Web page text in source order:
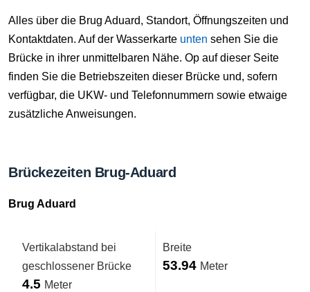
Alles über die Brug Aduard, Standort, Öffnungszeiten und
Kontaktdaten. Auf der Wasserkarte unten sehen Sie die
Brücke in ihrer unmittelbaren Nähe. Op auf dieser Seite
finden Sie die Betriebszeiten dieser Brücke und, sofern
verfügbar, die UKW- und Telefonnummern sowie etwaige
zusätzliche Anweisungen.
Brückezeiten Brug-Aduard
Brug Aduard
Vertikalabstand bei
geschlossener Brücke
4.5 Meter
Breite
53.94 Meter